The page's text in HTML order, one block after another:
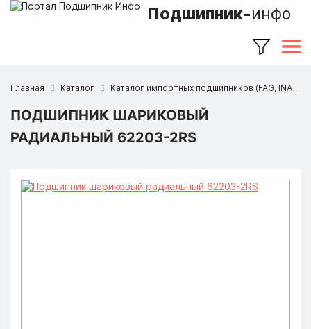
Подшипник-инфо
Главная Каталог Каталог импортных подшипников (FAG, INA, SKF, NSK, Timken и др.)
ПОДШИПНИК ШАРИКОВЫЙ
РАДИАЛЬНЫЙ 62203-2RS